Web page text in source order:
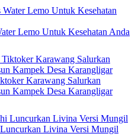
Lemo Untuk Kesehatan Anda
Karawang Salurkan
Kampek Desa Karangligar
Livina Versi Mungil